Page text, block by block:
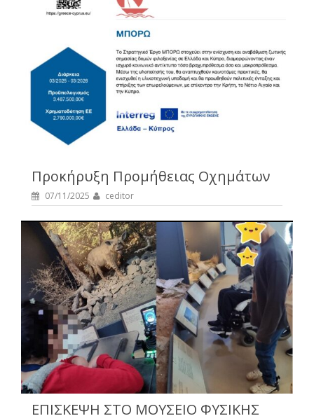
Προκήρυξη Προμήθειας Οχημάτων
07/11/2025 ceditor
ΕΠΙΣΚΕΨΗ ΣΤΟ ΜΟΥΣΕΙΟ ΦΥΣΙΚΗΣ